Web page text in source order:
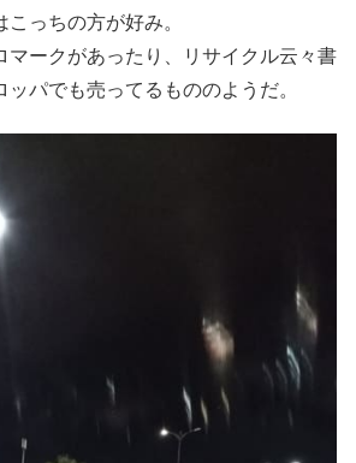
っちの方が好み。
マークがあったり、リサイクル云々書
パでも売ってるもののようだ。